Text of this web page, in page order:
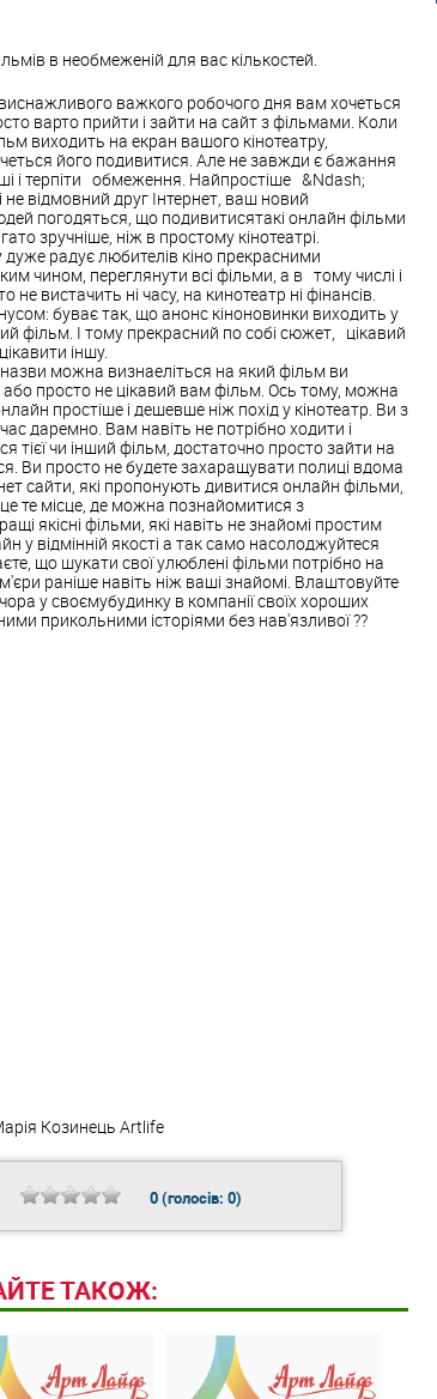
в необмеженій для вас кількостей.
важкого робочого дня вам хочеться
варто прийти і зайти на сайт з фільмами. Коли
виходить на екран вашого кінотеатру,
його подивитися. Але не завжди є бажання
і терпіти обмеження. Найпростіше &Ndash;
відмовний друг Інтернет, ваш новий
погодяться, що подивитисятакі онлайн фільми
зручніше, ніж в простому кінотеатрі.
радує любителів кіно прекрасними
чином, переглянути всі фільми, а в тому числі і
вистачить ні часу, на кинотеатр ні фінансів.
буває так, що анонс кіноновинки виходить у
фільм. І тому прекрасний по собі сюжет, цікавий
іншу.
можна визнаеліться на який фільм ви
просто не цікавий вам фільм. Ось тому, можна
простіше і дешевше ніж похід у кінотеатр. Ви з
даремно. Вам навіть не потрібно ходити і
тієї чи інший фільм, достаточно просто зайти на
Ви просто не будете захаращувати полиці вдома
сайти, які пропонують дивитися онлайн фільми,
те місце, де можна познайомитися з
якісні фільми, які навіть не знайомі простим
у відмінній якості а так само насолоджуйтеся
що шукати свої улюблені фільми потрібно на
раніше навіть ніж ваші знайомі. Влаштовуйте
у своємубудинку в компанії своїх хороших
прикольними історіями без нав'язливої ??
Козинець Artlife
0(голосів: 0)
ТАКОЖ: